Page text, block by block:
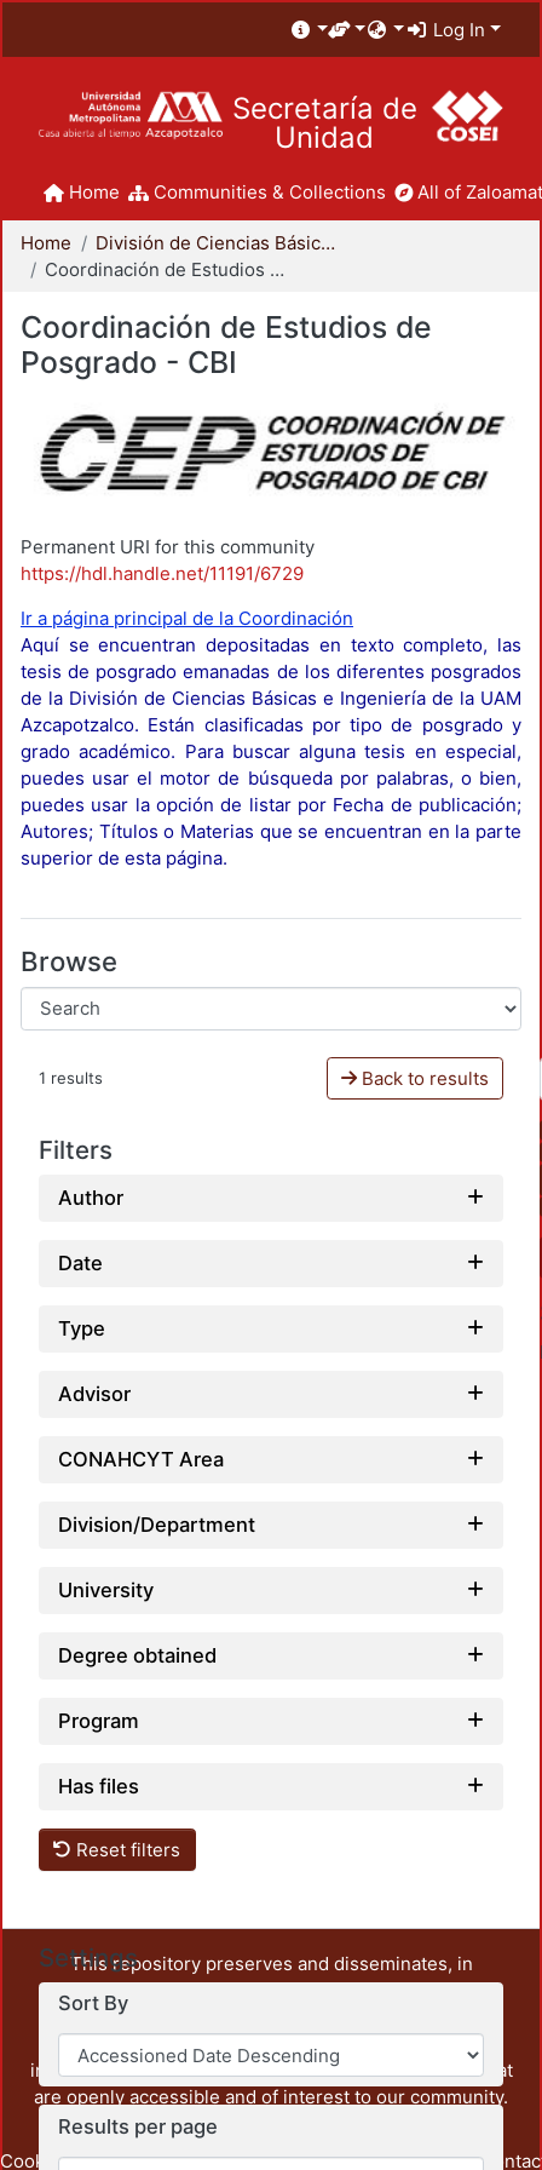
Log In
Secretaría de
Unidad
Home Communities & Collections All of
Home
División de Ciencias Básicas e Ingeniería
Coordinación de Estudios de Posgrado - CBI
Coordinación de Estudios de
Posgrado - CBI
Permanent URI for this community
https://hdl.handle.net/11191/6729
Ir a página principal de la Coordinación
Aquí se encuentran depositadas en texto completo, las
tesis de posgrado emanadas de los diferentes posgrados
de la División de Ciencias Básicas e Ingeniería de la UAM
Azcapotzalco. Están clasificadas por tipo de posgrado y
grado académico. Para buscar alguna tesis en especial,
puedes usar el motor de búsqueda por palabras, o bien,
puedes usar la opción de listar por Fecha de publicación;
Autores; Títulos o Materias que se encuentran en la parte
superior de esta página.
Browse
1 results Back to results
Filters
Author
Date
Type
Advisor
CONAHCYT Area
Division/Department
University
Degree obtained
Program
Has files
Reset filters
Settings
Sort By
Results per page
This repository preserves and disseminates, in
unrestricted open access, the teaching and research
output of UAM Azcapotzalco. It also includes some
administrative and graphic documents from the
institution, as well as content from other institutions that
are openly accessible and of interest to our community.
Cookie Privacy End User Send